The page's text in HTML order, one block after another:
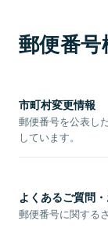
郵便番
市町村変更情報
郵便番号を公表し
しています。
よくあるご質問
郵便番号に関する